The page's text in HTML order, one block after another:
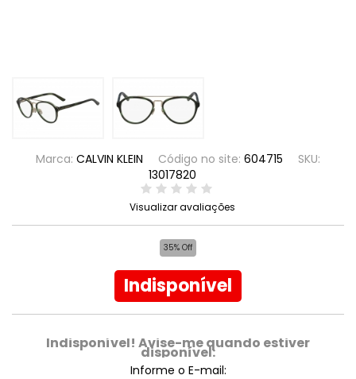
Marca: CALVIN KLEIN Código no site: 604715
SKU:
13017820
Visualizar avaliações
35% Off
Indisponível
Indisponível! Avise-me quando estiver
disponível:
Informe o E-mail: